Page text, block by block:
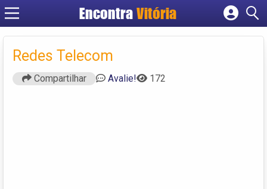
Encontra Vitória
Cadastrar empresa
Redes Telecom
Compartilhar Avalie! 172